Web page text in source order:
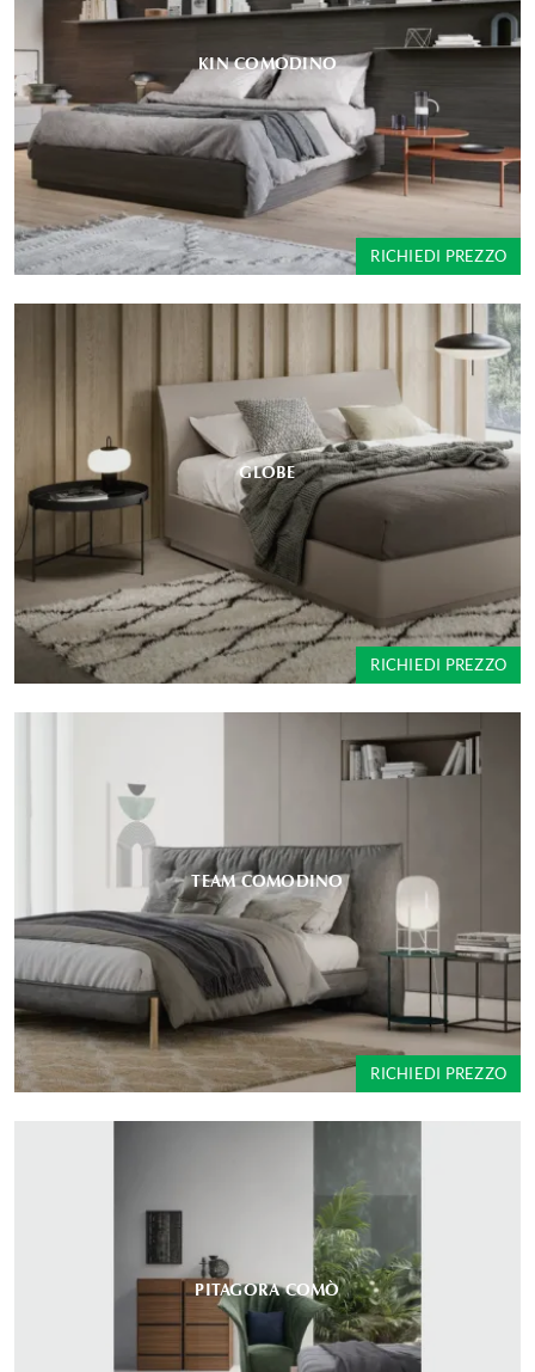
KIN COMODINO
RICHIEDI PREZZO
GLOBE
RICHIEDI PREZZO
TEAM COMODINO
RICHIEDI PREZZO
PITAGORA COMÒ